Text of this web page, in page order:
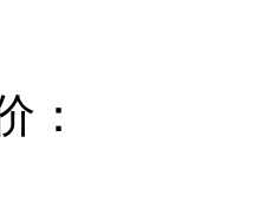
：